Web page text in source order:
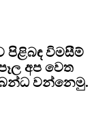
පිළිබඳ විමසීම්
අප වෙත
වන්නෙමු.